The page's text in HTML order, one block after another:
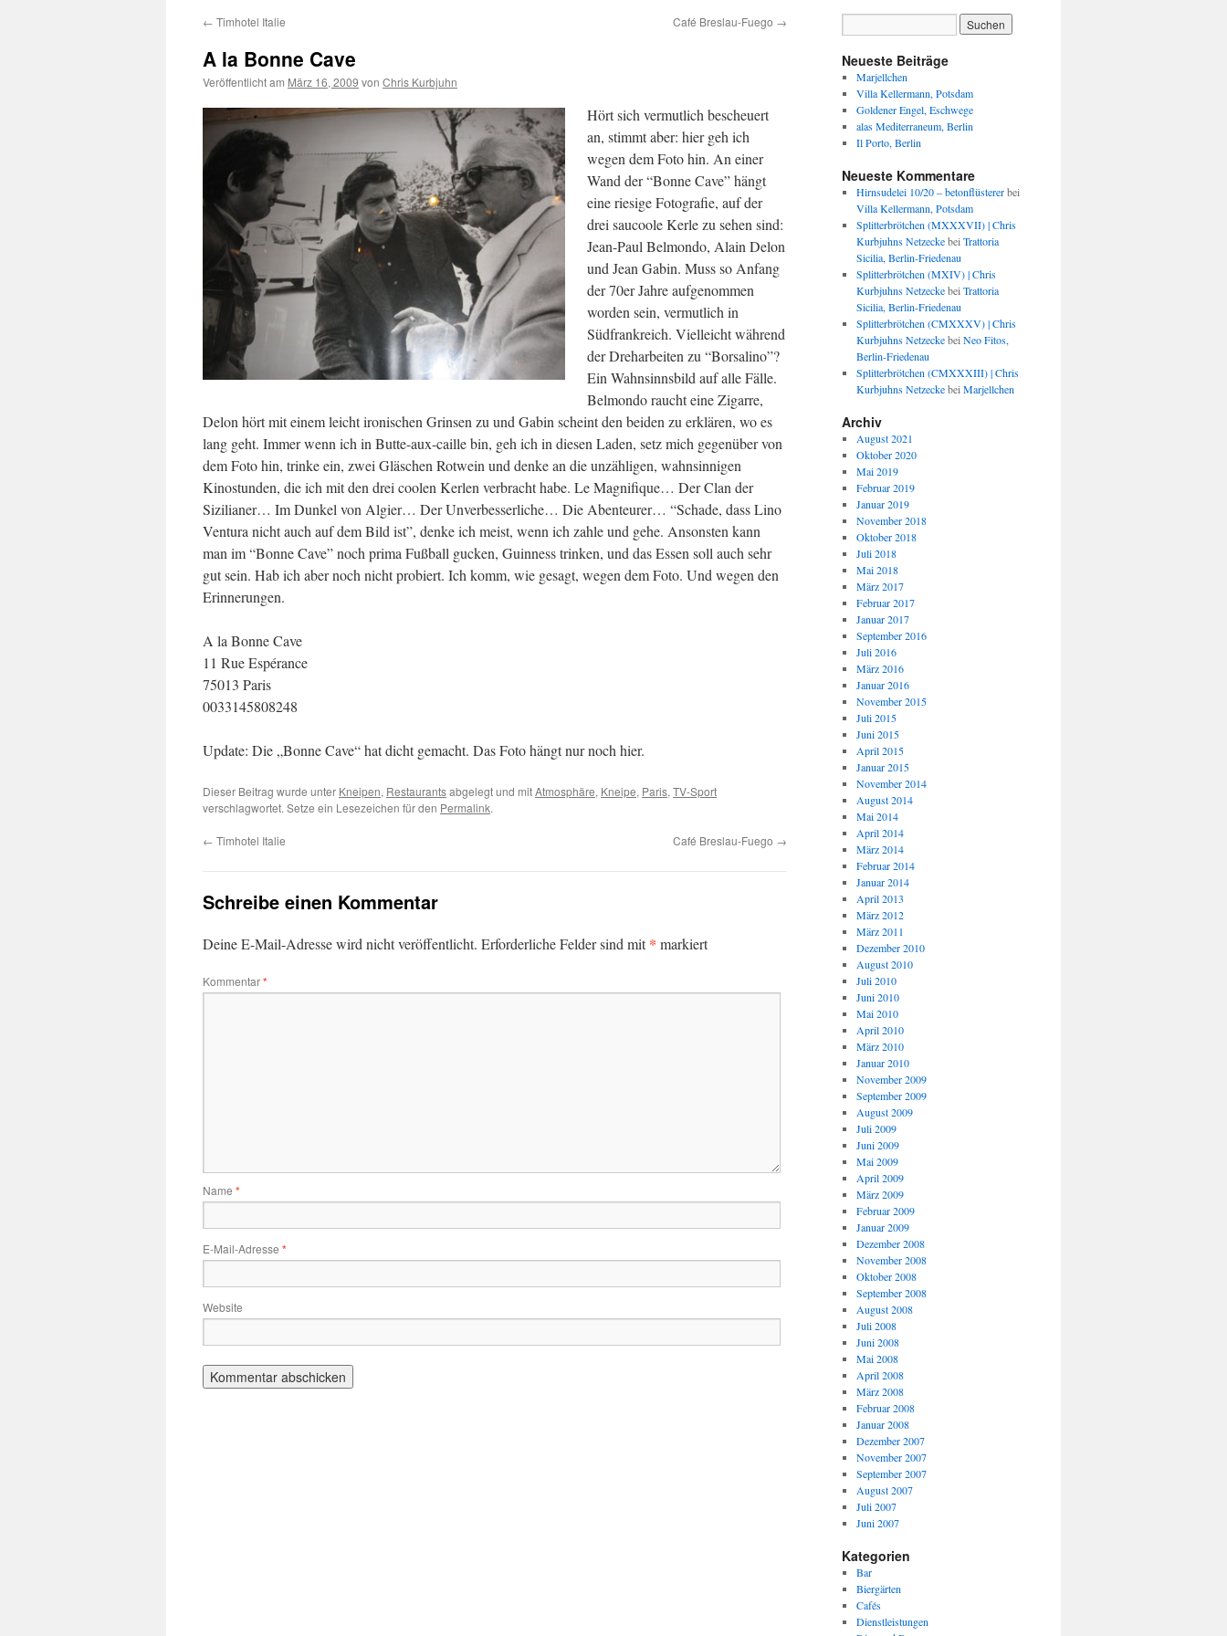
← Timhotel Italie Café Breslau-Fuego →
A la Bonne Cave
Veröffentlicht am März 16, 2009 von Chris Kurbjuhn
Hört sich vermutlich bescheuert
an, stimmt aber: hier geh ich
wegen dem Foto hin. An einer
Wand der “Bonne Cave” hängt
eine riesige Fotografie, auf der
drei saucoole Kerle zu sehen sind:
Jean-Paul Belmondo, Alain Delon
und Jean Gabin. Muss so Anfang
der 70er Jahre aufgenommen
worden sein, vermutlich in
Südfrankreich. Vielleicht während
der Dreharbeiten zu “Borsalino”?
Ein Wahnsinnsbild auf alle Fälle.
Belmondo raucht eine Zigarre,
Delon hört mit einem leicht ironischen Grinsen zu und Gabin scheint den beiden zu erklären, wo es
lang geht. Immer wenn ich in Butte-aux-caille bin, geh ich in diesen Laden, setz mich gegenüber von
dem Foto hin, trinke ein, zwei Gläschen Rotwein und denke an die unzähligen, wahnsinnigen
Kinostunden, die ich mit den drei coolen Kerlen verbracht habe. Le Magnifique… Der Clan der
Sizilianer… Im Dunkel von Algier… Der Unverbesserliche… Die Abenteurer… “Schade, dass Lino
Ventura nicht auch auf dem Bild ist”, denke ich meist, wenn ich zahle und gehe. Ansonsten kann
man im “Bonne Cave” noch prima Fußball gucken, Guinness trinken, und das Essen soll auch sehr
gut sein. Hab ich aber noch nicht probiert. Ich komm, wie gesagt, wegen dem Foto. Und wegen den
Erinnerungen.
A la Bonne Cave
11 Rue Espérance
75013 Paris
0033145808248
Update: Die „Bonne Cave“ hat dicht gemacht. Das Foto hängt nur noch hier.
Dieser Beitrag wurde unter Kneipen, Restaurantsabgelegt und mitAtmosphäre, Kneipe, Paris, TV-Sport
verschlagwortet. Setze ein Lesezeichen für den Permalink.
← Timhotel Italie Café Breslau-Fuego →
Schreibe einen Kommentar
Deine E-Mail-Adresse wird nicht veröffentlicht. Erforderliche Felder sind mit* markiert
Kommentar*
Name *
E-Mail-Adresse *
Website
Neueste Beiträge
Marjellchen
Villa Kellermann, Potsdam
Goldener Engel, Eschwege
alas Mediterraneum, Berlin
Il Porto, Berlin
Neueste Kommentare
Hirnsudelei 10/20 – betonflüstererbei
Villa Kellermann, Potsdam
Splitterbrötchen (MXXXVII) | Chris
Kurbjuhns Netzeckebei Trattoria
Sicilia, Berlin-Friedenau
Splitterbrötchen (MXIV) | Chris
Kurbjuhns Netzeckebei Trattoria
Sicilia, Berlin-Friedenau
Splitterbrötchen (CMXXXV) | Chris
Kurbjuhns Netzeckebei Neo Fitos,
Berlin-Friedenau
Splitterbrötchen (CMXXXIII) | Chris
Kurbjuhns Netzeckebei Marjellchen
Archiv
August 2021
Oktober 2020
Mai 2019
Februar 2019
Januar 2019
November 2018
Oktober 2018
Juli 2018
Mai 2018
März 2017
Februar 2017
Januar 2017
September 2016
Juli 2016
März 2016
Januar 2016
November 2015
Juli 2015
Juni 2015
April 2015
Januar 2015
November 2014
August 2014
Mai 2014
April 2014
März 2014
Februar 2014
Januar 2014
April 2013
März 2012
März 2011
Dezember 2010
August 2010
Juli 2010
Juni 2010
Mai 2010
April 2010
März 2010
Januar 2010
November 2009
September 2009
August 2009
Juli 2009
Juni 2009
Mai 2009
April 2009
März 2009
Februar 2009
Januar 2009
Dezember 2008
November 2008
Oktober 2008
September 2008
August 2008
Juli 2008
Juni 2008
Mai 2008
April 2008
März 2008
Februar 2008
Januar 2008
Dezember 2007
November 2007
September 2007
August 2007
Juli 2007
Juni 2007
Kategorien
Bar
Biergärten
Cafés
Dienstleistungen